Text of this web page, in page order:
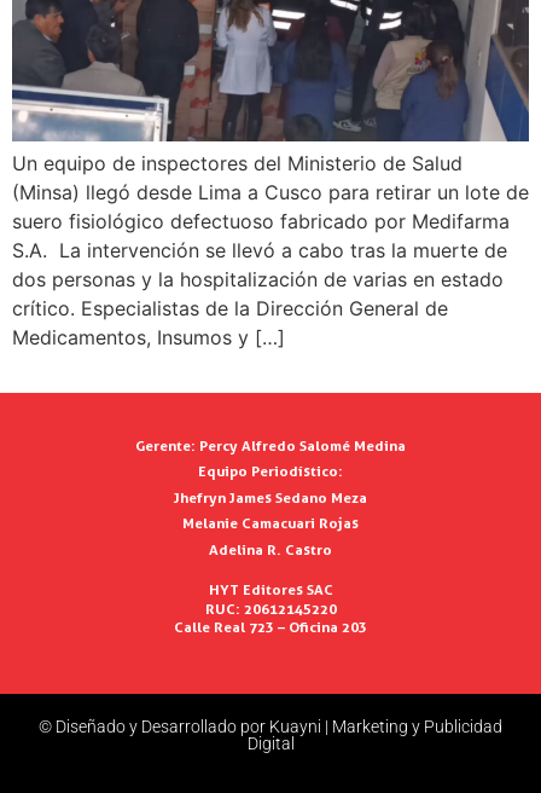
Un equipo de inspectores del Ministerio de Salud
(Minsa) llegó desde Lima a Cusco para retirar un lote de
suero fisiológico defectuoso fabricado por Medifarma
S.A. La intervención se llevó a cabo tras la muerte de
dos personas y la hospitalización de varias en estado
crítico. Especialistas de la Dirección General de
Medicamentos, Insumos y […]
Gerente: Percy Alfredo Salomé Medina
Equipo Periodístico:
Jhefryn James Sedano Meza
Melanie Camacuari Rojas
Adelina R. Castro
HYT Editores SAC
RUC: 20612145220
Calle Real 723 – Oficina 203
© Diseñado y Desarrollado por Kuayni | Marketing y Publicidad
Digital